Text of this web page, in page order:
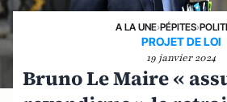
A LA UNE›PÉPITES›
PROJET DE LOI
19 janvier 2024
Bruno Le Maire «